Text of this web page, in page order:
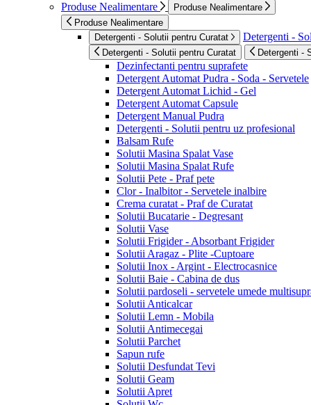
Produse Nealimentare
Produse Nealimentare
Produse Nealimentare
Detergenti - Solutii pentru Curatat
Detergenti -
Detergenti - Solutii pentru Curatat Detergenti -
Dezinfectanti pentru suprafete
Detergent Automat Pudra - Soda - Servetele
Detergent Automat Lichid - Gel
Detergent Automat Capsule
Detergent Manual Pudra
Detergenti - Solutii pentru uz profesional
Balsam Rufe
Solutii Masina Spalat Vase
Solutii Masina Spalat Rufe
Solutii Pete - Praf pete
Clor - Inalbitor - Servetele inalbire
Crema curatat - Praf de Curatat
Solutii Bucatarie - Degresant
Solutii Vase
Solutii Frigider - Absorbant Frigider
Solutii Aragaz - Plite -Cuptoare
Solutii Inox - Argint - Electrocasnice
Solutii Baie - Cabina de dus
Solutii pardoseli - servetele umede
Solutii Anticalcar
Solutii Lemn - Mobila
Solutii Antimecegai
Solutii Parchet
Sapun rufe
Solutii Desfundat Tevi
Solutii Geam
Solutii Apret